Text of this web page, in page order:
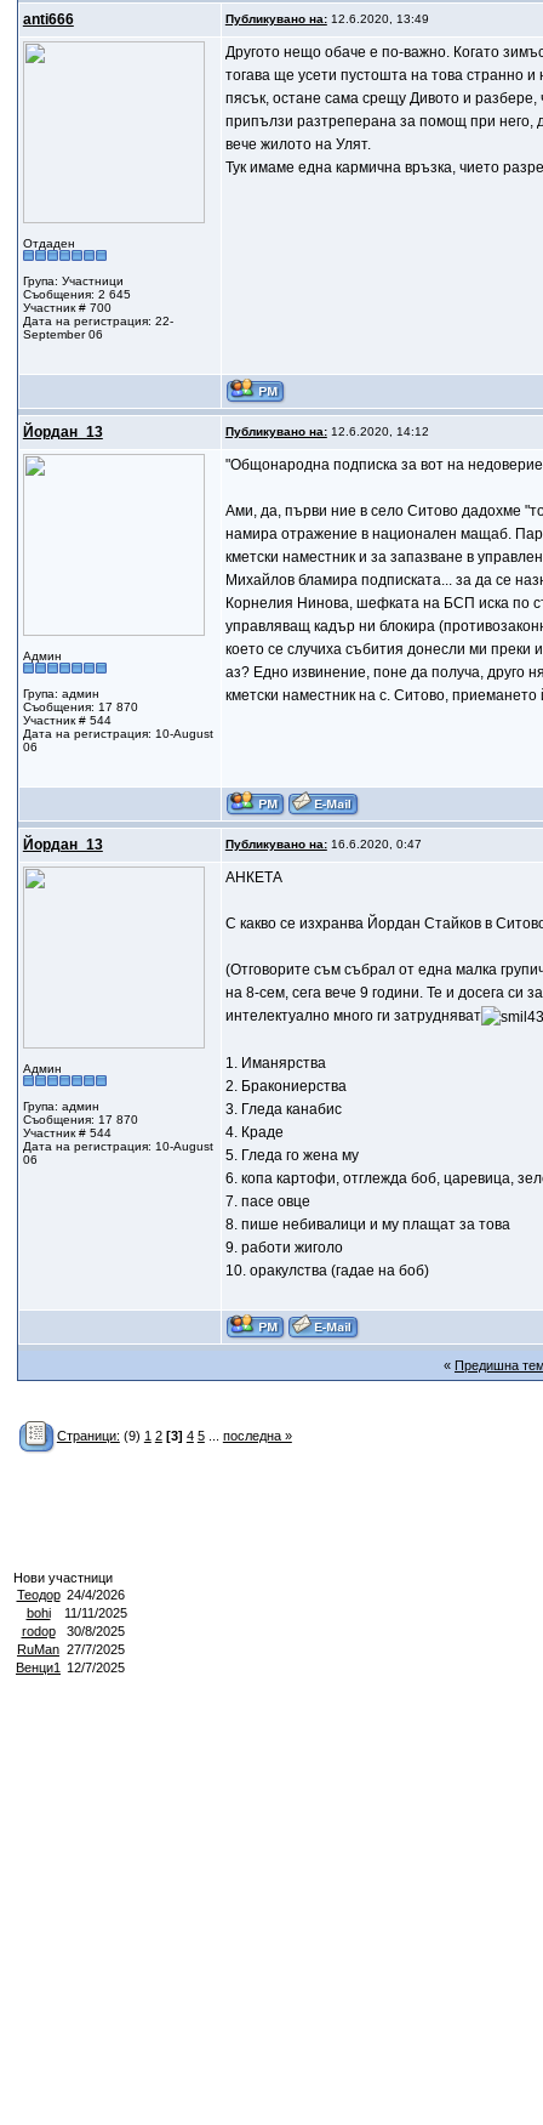
anti666 Публикувано на:12.6.2020, 13:49
Отдаден
Група: Участници
Съобщения: 2 645
Участник # 700
Дата на регистрация: 22-
September 06
Другото нещо обаче е по-важно. Когато
тогава ще усети пустошта на това странно
пясък, остане сама срещу Дивото и
припълзи разтреперана за помощ при него,
вече жилото на Улят.
Тук имаме една кармична връзка, чието
Йордан_13 Публикувано на:12.6.2020, 14:12
Админ
Група: админ
Съобщения: 17 870
Участник # 544
Дата на регистрация: 10-August
06
"Общонародна подписка за вот на
Ами, да, първи ние в село Ситово дадохме
намира отражение в национален мащаб.
кметски наместник и за запазване в
Михайлов бламира подписката... за да се
Корнелия Нинова, шефката на БСП иска по
управляващ кадър ни блокира
което се случиха събития донесли ми преки
аз? Едно извинение, поне да получа, друго
кметски наместник на с. Ситово,
Йордан_13 Публикувано на:16.6.2020, 0:47
Админ
Група: админ
Съобщения: 17 870
Участник # 544
Дата на регистрация: 10-August
06
АНКЕТА
С какво се изхранва Йордан Стайков в
(Отговорите съм събрал от една малка
на 8-сем, сега вече 9 години. Те и досега си
интелектуално много ги затрудняват
1. Иманярства
2. Бракониерства
3. Гледа канабис
4. Краде
5. Гледа го жена му
6. копа картофи, отглежда боб, царевица,
7. пасе овце
8. пише небивалици и му плащат за това
9. работи жиголо
10. оракулства (гадае на боб)
« Предишна
Страници: (9) 1 2 [3] 4 5... последна »
Нови участници
Теодор 24/4/2026
bohi
11/11/2025
rodop
30/8/2025
RuMan 27/7/2025
Венци1
12/7/2025